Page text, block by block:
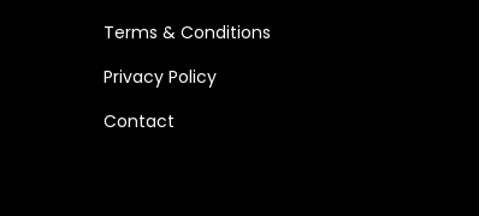
Terms & Conditions
Privacy Policy
Contact